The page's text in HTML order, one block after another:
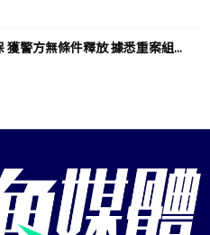
獲警方無條件釋放 據悉重案組...